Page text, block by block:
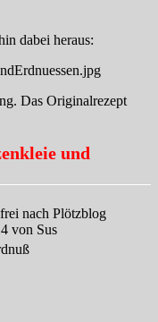
dabei heraus:
Das Originalrezept
und
nach Plötzblog
von Sus